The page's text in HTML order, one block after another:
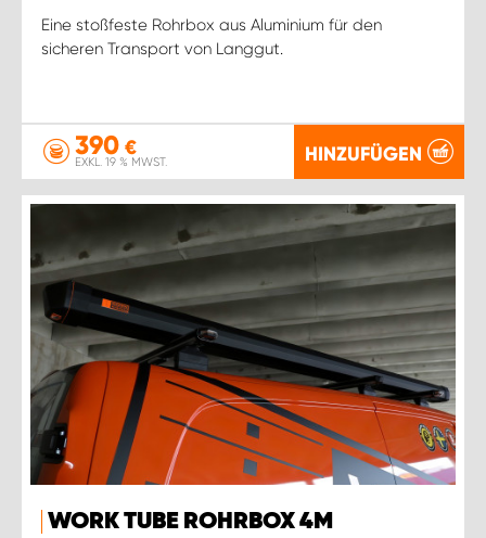
Eine stoßfeste Rohrbox aus Aluminium für den
sicheren Transport von Langgut.
390 €
EXKL. 19 % MWST. HINZUFÜGEN
WORK TUBE ROHRBOX 4M